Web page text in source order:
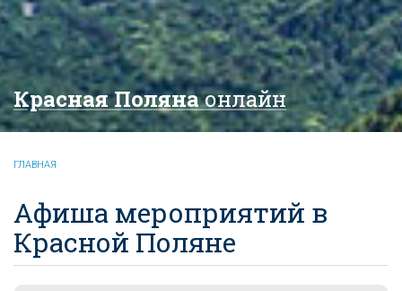
Красная Полянаонлайн
ГЛАВНАЯ
Афиша мероприятий в
Красной Поляне